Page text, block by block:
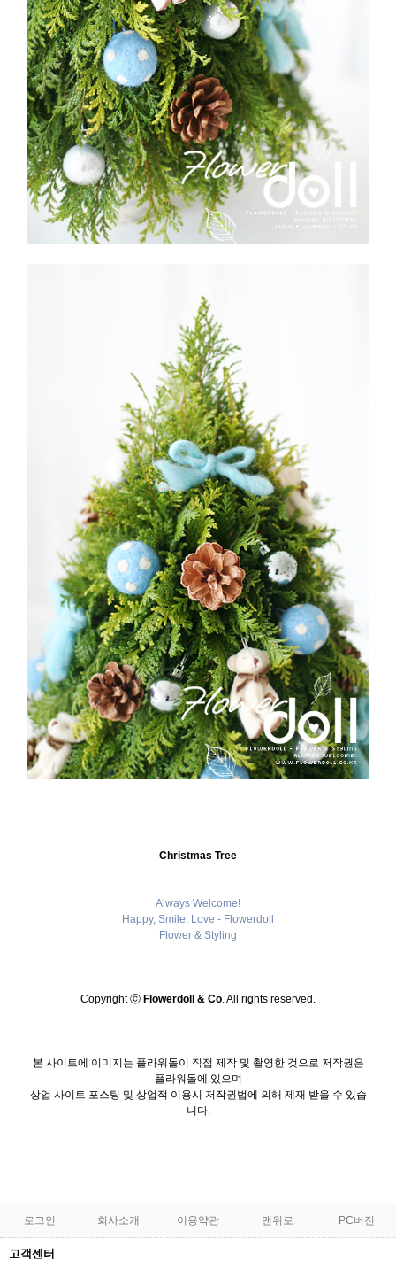
Christmas Tree
Always Welcome!
Happy, Smile, Love - Flowerdoll
Flower & Styling
Copyright ⓒ Flowerdoll & Co. All rights reserved.
본 사이트에 이미지는 플라워돌이 직접 제작 및 촬영한 것으로 저작권은
플라워돌에 있으며
상업 사이트 포스팅 및 상업적 이용시 저작권법에 의해 제재 받을 수 있습
니다.
로그인 회사소개 이용약관 맨위로 PC버전
고객센터